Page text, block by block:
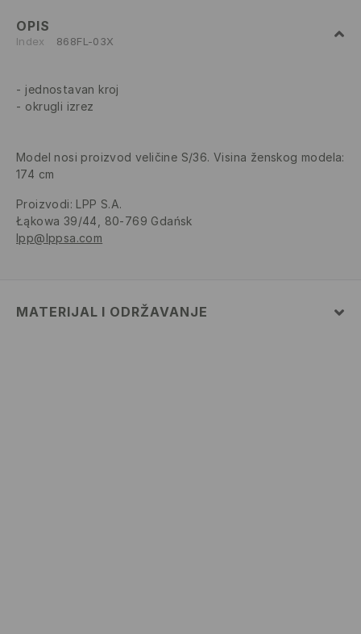
OPIS
Index 868FL-03X
jednostavan kroj
okrugli izrez
Model nosi proizvod veličine S/36. Visina ženskog modela:
174 cm
Proizvodi: LPP S.A.
Łąkowa 39/44, 80-769 Gdańsk
lpp@lppsa.com
MATERIJAL I ODRŽAVANJE